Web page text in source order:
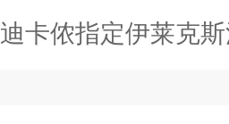
迪卡侬指定伊莱克